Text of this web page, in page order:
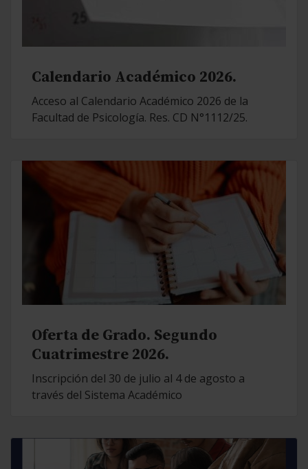
Calendario Académico 2026.
Acceso al Calendario Académico 2026 de la
Facultad de Psicología. Res. CD N°1112/25.
Oferta de Grado. Segundo
Cuatrimestre 2026.
Inscripción del 30 de julio al 4 de agosto a
través del Sistema Académico